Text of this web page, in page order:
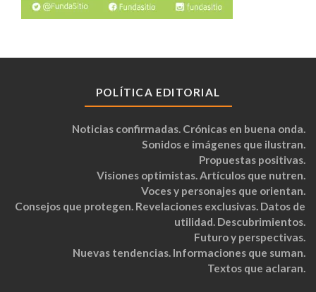
POLÍTICA EDITORIAL
Noticias confirmadas. Crónicas en buena onda.
Sonidos e imágenes que ilustran.
Propuestas positivas.
Visiones optimistas. Artículos que nutren.
Voces y personajes que orientan.
Consejos que protegen. Revelaciones exclusivas. Datos de
utilidad. Descubrimientos.
Futuro y perspectivas.
Nuevas tendencias. Informaciones que suman.
Textos que aclaran.